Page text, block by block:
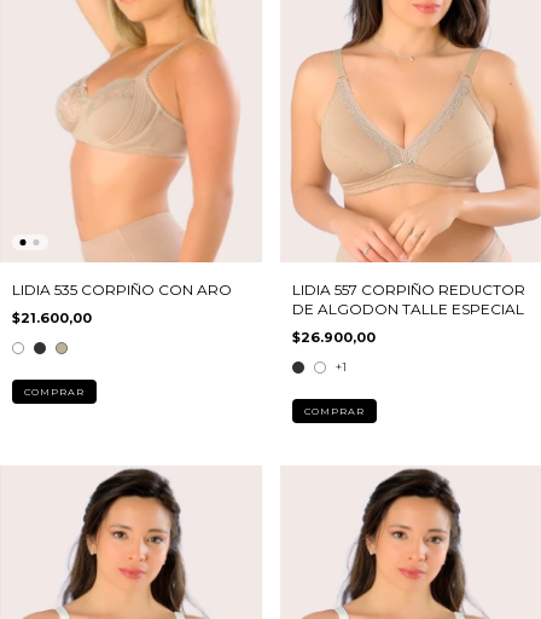
LIDIA 535 CORPIÑO CON ARO
$21.600,00
COMPRAR
LIDIA 557 CORPIÑO REDUCTOR
DE ALGODON TALLE ESPECIAL
$26.900,00
+1
COMPRAR